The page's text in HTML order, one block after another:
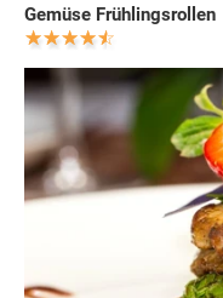
Gemüse Frühlingsrollen